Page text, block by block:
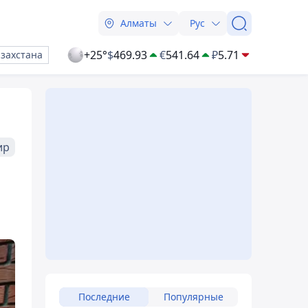
Алматы Рус
+25°$469.93 €541.64 ₽5.71
Последние Популярные